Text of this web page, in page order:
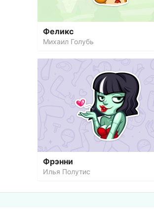
Феликс
Михаил Голубь
Фрэнни
Илья Полутис